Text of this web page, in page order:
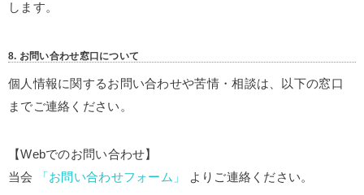
します。
8. お問い合わせ窓口について
個人情報に関するお問い合わせや苦情・相談は、以下の窓口
までご連絡ください。
【Webでのお問い合わせ】
当会
「お問い合わせフォーム」 よりご連絡ください。